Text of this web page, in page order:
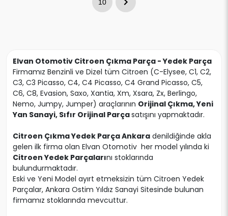
10
Elvan Otomotiv Citroen Çıkma Parça - Yedek Parça
Firmamız Benzinli ve Dizel tüm Citroen (C-Elysee, C1, C2,
C3, C3 Picasso, C4, C4 Picasso, C4 Grand Picasso, C5,
C6, C8, Evasion, Saxo, Xantia, Xm, Xsara, Zx, Berlingo,
Nemo, Jumpy, Jumper) araçlarının Orijinal Çıkma, Yeni
Yan Sanayi, Sıfır Orijinal Parçasatışını yapmaktadır.
Citroen Çıkma Yedek Parça Ankara denildiğinde akla
gelen ilk firma olan Elvan Otomotiv her model yılında ki
Citroen Yedek Parçalarını stoklarında
bulundurmaktadır.
Eski ve Yeni Model ayırt etmeksizin tüm Citroen Yedek
Parçalar, Ankara Ostim Yıldız Sanayi Sitesinde bulunan
firmamız stoklarında mevcuttur.